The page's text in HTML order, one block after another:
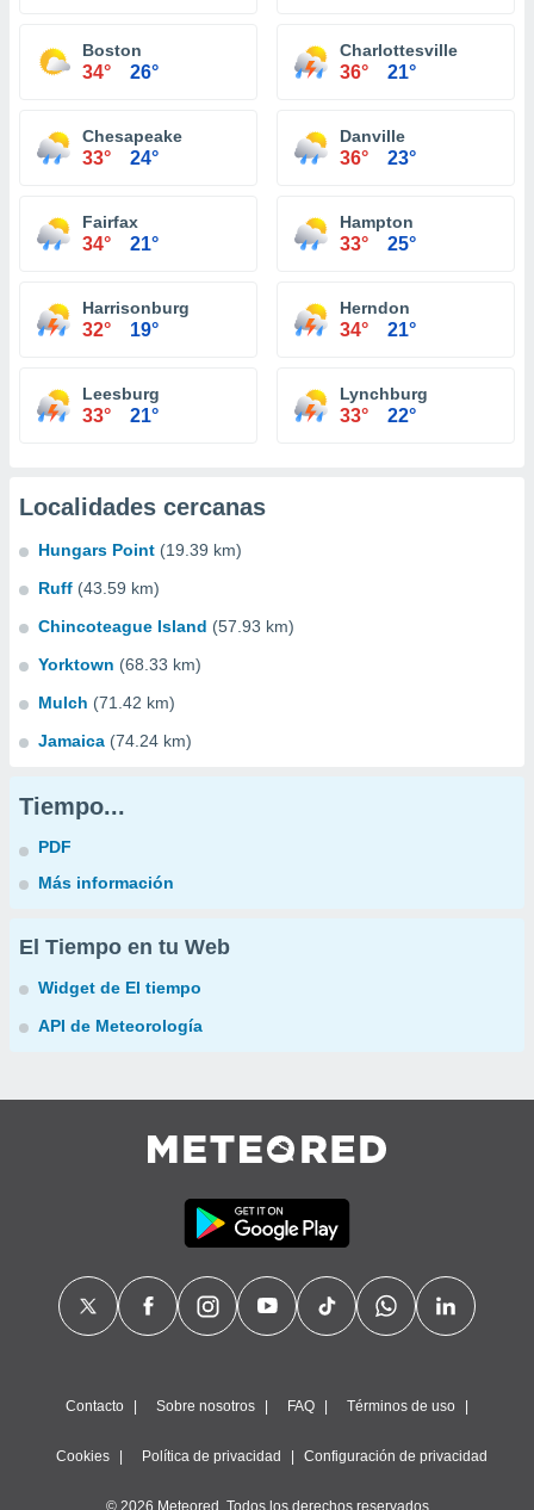
Boston
34° 26°
Charlottesville
36° 21°
Chesapeake
33° 24°
Danville
36° 23°
Fairfax
34° 21°
Hampton
33° 25°
Harrisonburg
32° 19°
Herndon
34° 21°
Leesburg
33° 21°
Lynchburg
33° 22°
Localidades cercanas
Hungars Point (19.39 km)
Ruff (43.59 km)
Chincoteague Island (57.93 km)
Yorktown (68.33 km)
Mulch (71.42 km)
Jamaica (74.24 km)
Tiempo...
PDF
Más información
El Tiempo en tu Web
Widget de El tiempo
API de Meteorología
Contacto Sobre nosotros FAQ Términos de uso
Cookies Política de privacidad Configuración de privacidad
© 2026 Meteored. Todos los derechos reservados